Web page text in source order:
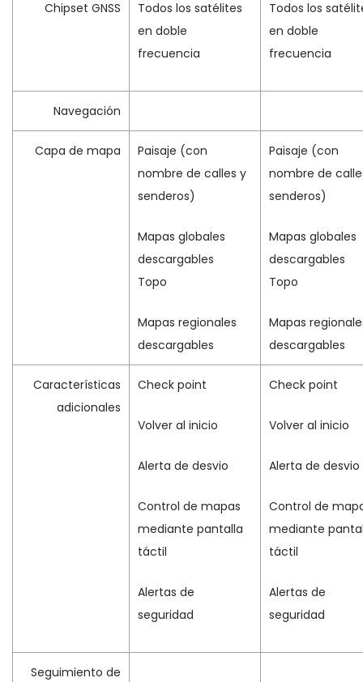
Chipset GNSS
Todos los satélites
en doble
frecuencia
Todos los
en doble
frecuencia
Navegación
Capa de mapa
Paisaje (con
nombre de calles y
senderos)
Mapas globales
descargables
Topo
Mapas regionales
descargables
Paisaje (con
nombre de
senderos)
Mapas globales
descargables
Topo
Mapas
descargables
Características
adicionales
Check point
Volver al inicio
Alerta de desvio
Control de mapas
mediante pantalla
táctil
Alertas de
seguridad
Check point
Volver al inicio
Alerta de desvio
Control de
mediante
táctil
Alertas de
seguridad
Seguimiento de